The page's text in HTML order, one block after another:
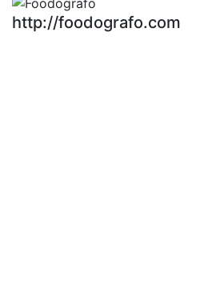
http://foodografo.com